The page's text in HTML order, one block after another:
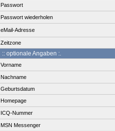
Passwort
Passwort wiederholen
eMail-Adresse
Zeitzone
:: optionale Angaben :.
Vorname
Nachname
Geburtsdatum
Homepage
ICQ-Nummer
MSN Messenger